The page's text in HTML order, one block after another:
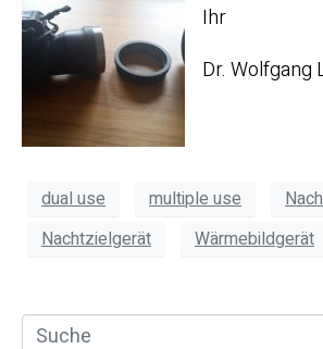
Ihr
Dr. Wolfgang
dual use multiple use
Nachtzielgerät
Wärmebildgerät